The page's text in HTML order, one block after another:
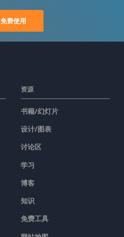
免费使用
资源
书籍/幻灯片
设计/图表
讨论区
学习
博客
知识
免费工具